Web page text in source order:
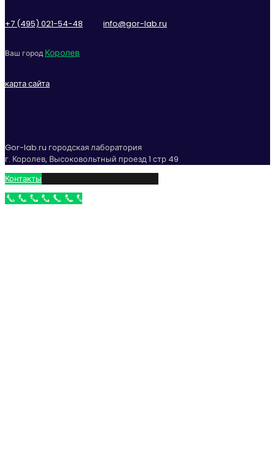
+7 (495) 021-54-48 info@gor-lab.ru
Ваш город Королев
карта сайта
Gor-lab.ru городская лаборатория
г. Королев, Высоковольтный проезд 1 стр 49
Контакты
Бесплатный звонок